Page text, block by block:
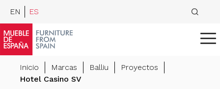
EN ES
Inicio Marcas Balliu
Proyectos
Hotel Casino SV